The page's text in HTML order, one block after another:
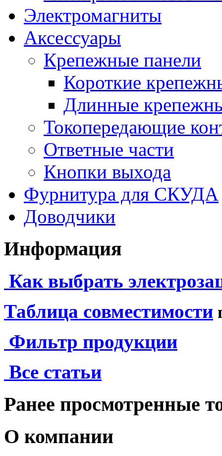
Электромагниты
Аксессуары
Крепежные панели
Короткие
Длинные
Токопередающие
Ответные части
Кнопки выхода
Фурнитура для СКУДА
Доводчики
Информация
Как выбрать
Таблица совместимости
Фильтр продукции
Все статьи
Ранее просмотренные
О компании